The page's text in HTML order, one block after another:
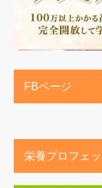
FBページ
栄養プロフェ